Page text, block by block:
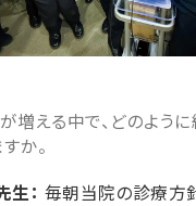
増える中で、どのよう
か。
： 毎朝当院の診療方